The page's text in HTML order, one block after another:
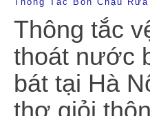
Thông tắc
thoát nước
bát tại Hà
thợ giỏi